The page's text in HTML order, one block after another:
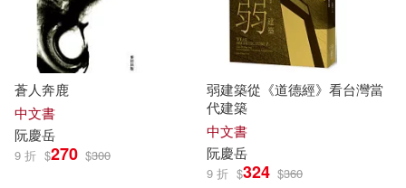
蒼人奔鹿
中文書
阮慶岳
9 折 $270 $300
弱建築從《道德經》看台灣當
代建築
中文書
阮慶岳
9 折 $324 $360